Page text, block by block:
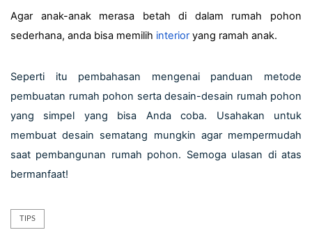
Agar anak-anak merasa betah di dalam rumah pohon
sederhana, anda bisa memilih interior yang ramah anak.
Seperti itu pembahasan mengenai panduan metode
pembuatan rumah pohon serta desain-desain rumah pohon
yang simpel yang bisa Anda coba. Usahakan untuk
membuat desain sematang mungkin agar mempermudah
saat pembangunan rumah pohon. Semoga ulasan di atas
bermanfaat!
TIPS